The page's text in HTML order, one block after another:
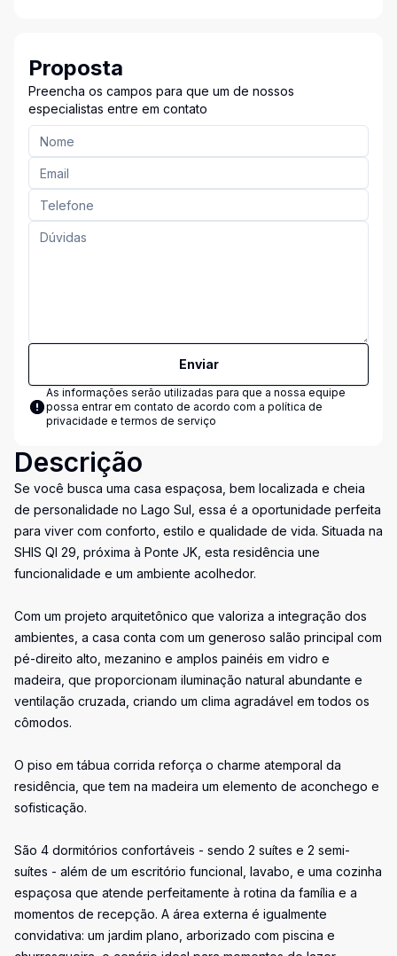
Proposta
Preencha os campos para que um de nossos
especialistas entre em contato
Enviar
As informações serão utilizadas para que a nossa equipe
possa entrar em contato de acordo com a política de
privacidade e termos de serviço
Descrição
Se você busca uma casa espaçosa, bem localizada e cheia
de personalidade no Lago Sul, essa é a oportunidade perfeita
para viver com conforto, estilo e qualidade de vida. Situada na
SHIS QI 29, próxima à Ponte JK, esta residência une
funcionalidade e um ambiente acolhedor.
Com um projeto arquitetônico que valoriza a integração dos
ambientes, a casa conta com um generoso salão principal com
pé-direito alto, mezanino e amplos painéis em vidro e
madeira, que proporcionam iluminação natural abundante e
ventilação cruzada, criando um clima agradável em todos os
cômodos.
O piso em tábua corrida reforça o charme atemporal da
residência, que tem na madeira um elemento de aconchego e
sofisticação.
São 4 dormitórios confortáveis - sendo 2 suítes e 2 semi-
suítes - além de um escritório funcional, lavabo, e uma cozinha
espaçosa que atende perfeitamente à rotina da família e a
momentos de recepção. A área externa é igualmente
convidativa: um jardim plano, arborizado com piscina e